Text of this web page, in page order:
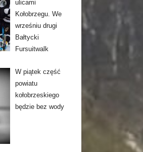
ulicami
Kołobrzegu. We
wrześniu drugi
Bałtycki
Fursuitwalk
W piątek część
powiatu
kołobrzeskiego
będzie bez wody